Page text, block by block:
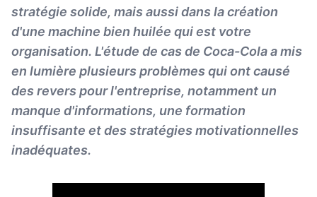
stratégie solide, mais aussi dans la création
d'une machine bien huilée qui est votre
organisation. L'étude de cas de Coca-Cola a mis
en lumière plusieurs problèmes qui ont causé
des revers pour l'entreprise, notamment un
manque d'informations, une formation
insuffisante et des stratégies motivationnelles
inadéquates.